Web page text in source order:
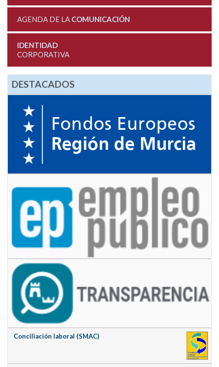
AGENDA DE LA COMUNICACIÓN
IDENTIDAD
CORPORATIVA
DESTACADOS
Conciliación laboral (SMAC)